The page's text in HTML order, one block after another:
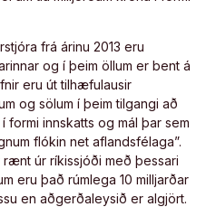
frá árinu 2013 eru
og í þeim öllum er bent á
eru út tilhæfulausir
og sölum í þeim tilgangi að
formi innskatts og mál þar sem
flókin net aflandsfélaga”.
úr ríkissjóði með þessari
eru það rúmlega 10 milljarðar
en aðgerðaleysið er algjört.